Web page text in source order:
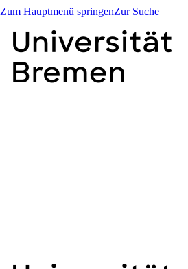
Zum Hauptmenü springenZur Suche